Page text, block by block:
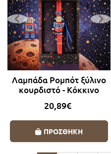
Λαμπάδα Ρομπότ ξύλινο
κουρδιστό - Κόκκινο
20,89€
ΠΡΟΣΘΗΚΗ